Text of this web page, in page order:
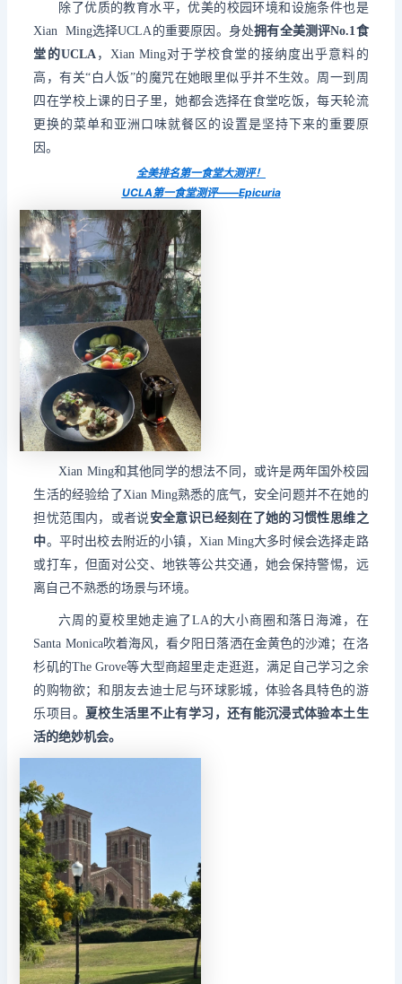
除了优质的教育水平，优美的校园环境和设施条件也是
Xian Ming选择UCLA的重要原因。身处拥有全美测评No.1食
堂的UCLA，Xian Ming对于学校食堂的接纳度出乎意料的
高，有关“白人饭”的魔咒在她眼里似乎并不生效。周一到周
四在学校上课的日子里，她都会选择在食堂吃饭，每天轮流
更换的菜单和亚洲口味就餐区的设置是坚持下来的重要原
因。
全美排名第一食堂大测评！
UCLA第一食堂测评——Epicuria
Xian Ming和其他同学的想法不同， 或许是两年国外校园
生活的经验给了Xian Ming熟悉的底气，安全问题并不在她的
担忧范围内，或者说安全意识已经刻在了她的习惯性思维之
中。 平时出校去附近的小镇，Xian Ming大多时候会选择走路
或打车， 但面对公交、地铁等公共交通，她会保持警惕，远
离自己不熟悉的场景与环境。
六周的夏校里她走遍了LA的大小商圈和落日海滩，在
Santa Monica吹着海风，看夕阳日落洒在金黄色的沙滩；在洛
杉矶的The Grove等大型商超里走走逛逛，满足自己学习之余
的购物欲；和朋友去迪士尼与环球影城，体验各具特色的游
乐项目。 夏校生活里不止有学习，还有能沉浸式体验本土生
活的绝妙机会。